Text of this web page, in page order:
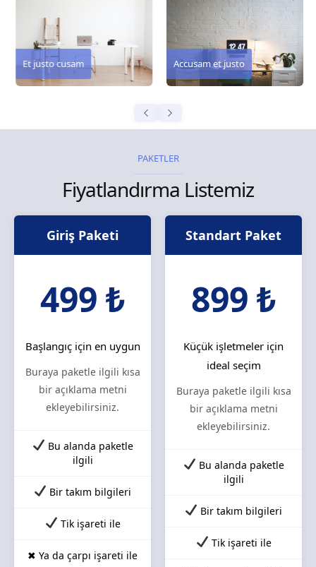
Et justo cusam Accusam et justo
PAKETLER
Fiyatlandırma Listemiz
Giriş Paketi
499 ₺
Başlangıç için en uygun
Buraya paketle ilgili kısa
bir açıklama metni
ekleyebilirsiniz.
Bu alanda paketle
ilgili
Bir takım bilgileri
Tik işareti ile
✖ Ya da çarpı işareti ile
Standart Paket
899 ₺
Küçük işletmeler için
ideal seçim
Buraya paketle ilgili kısa
bir açıklama metni
ekleyebilirsiniz.
Bu alanda paketle
ilgili
Bir takım bilgileri
Tik işareti ile